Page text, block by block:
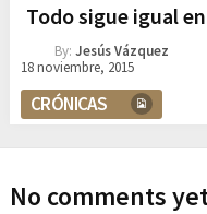
Todo sigue igual
By: Jesús Vázquez
18 noviembre, 2015
CRÓNICAS
No comments